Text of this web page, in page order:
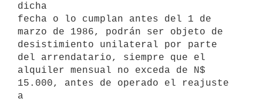
dicha
fecha o lo cumplan antes del 1 de
marzo de 1986, podrán ser objeto de
desistimiento unilateral por parte
del arrendatario, siempre que el
alquiler mensual no exceda de N$
15.000, antes de operado el reajuste
a